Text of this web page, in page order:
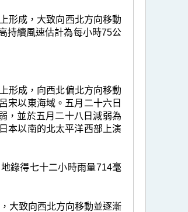
形成，大致向西北方向移動
持續風速估計為每小時75公
形成，向西北偏北方向移動
宋以東海域。五月二十六日
，並於五月二十八日減弱為
本以南的北太平洋西部上演
錄得七十二小時雨量714毫
大致向西北方向移動並逐漸